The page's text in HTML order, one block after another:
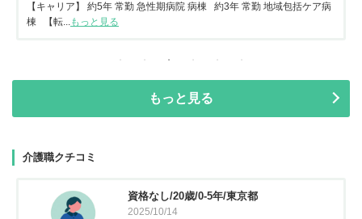
【キャリア】 約5年 常勤 急性期病院 病棟 約3年 常勤 地域包括ケア病
棟 【転...もっと見る
もっと見る
介護職クチコミ
資格なし/20歳/0-5年/東京都
2025/10/14